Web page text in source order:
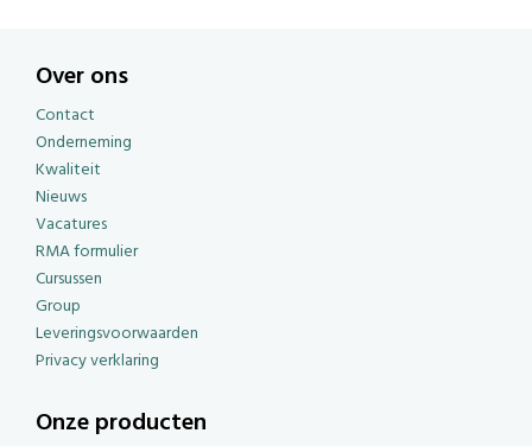
Over ons
Contact
Onderneming
Kwaliteit
Nieuws
Vacatures
RMA formulier
Cursussen
Group
Leveringsvoorwaarden
Privacy verklaring
Onze producten